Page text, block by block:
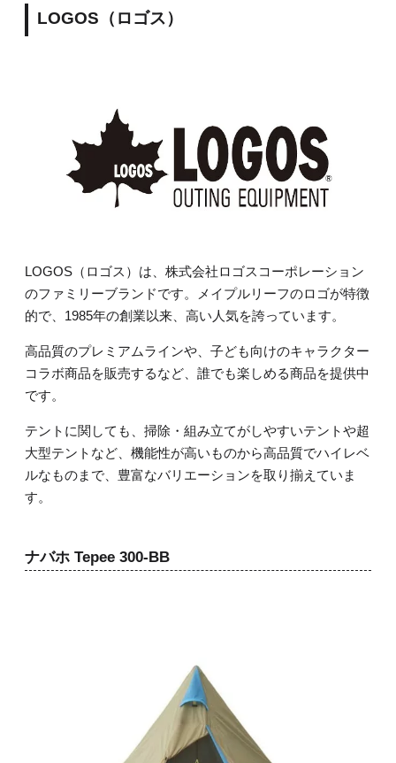
LOGOS（ロゴス）
LOGOS（ロゴス）は、株式会社ロゴスコーポレーション
のファミリーブランドです。メイプルリーフのロゴが特徴
的で、1985年の創業以来、高い人気を誇っています。
高品質のプレミアムラインや、子ども向けのキャラクター
コラボ商品を販売するなど、誰でも楽しめる商品を提供中
です。
テントに関しても、掃除・組み立てがしやすいテントや超
大型テントなど、機能性が高いものから高品質でハイレベ
ルなものまで、豊富なバリエーションを取り揃えていま
す。
ナバホ Tepee 300-BB